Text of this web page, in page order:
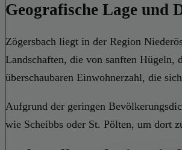
Geografische Lage und
Zögersbach liegt in der Region
Landschaften, die von sanften
überschaubaren Einwohnerzahl, die
Aufgrund der geringen
wie Scheibbs oder St. Pölten, um dort